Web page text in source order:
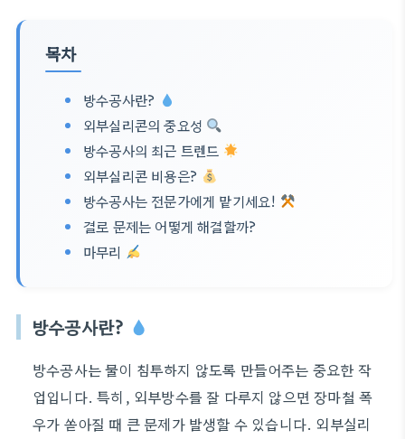
목차
방수공사란?
외부실리콘의 중요성
방수공사의 최근 트렌드
외부실리콘 비용은?
방수공사는 전문가에게 맡기세요!
결로 문제는 어떻게 해결할까?
마무리
방수공사란?
방수공사는 물이 침투하지 않도록 만들어주는 중요한 작
업입니다. 특히, 외부방수를 잘 다루지 않으면 장마철 폭
우가 쏟아질 때 큰 문제가 발생할 수 있습니다. 외부실리